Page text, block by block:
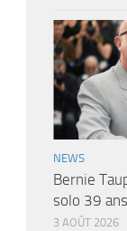
NEWS
Bernie
solo 39
3 AOÛT 2026